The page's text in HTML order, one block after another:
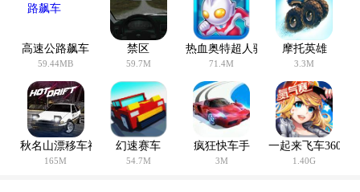
高速公路飙车
59.44MB
禁区
59.7M
热血奥特超人骑士联赛
71.4M
摩托英雄
3.3M
秋名山漂移车神
165M
幻速赛车
54.7M
疯狂快车手
3M
一起来飞车360版
1.40G